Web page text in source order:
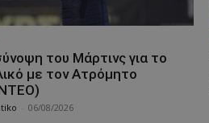
του Μάρτινς για το
με τον Ατρόμητο
06/08/2026